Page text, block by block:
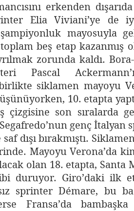
erkenden
Elia Viviani’ye de
mayosuyla
beş etap kazanmış
zorunda kaldı.
Pascal
siklamen mayoyu
10. etapta
çizgisine son sıralarda
genç İtalyan
dışı bırakmıştı.
Mayoyu Verona’da
olan 18. etapta, Santa
duruyor. Giro’daki ilk
sprinter Démare, bu
Fransa’da